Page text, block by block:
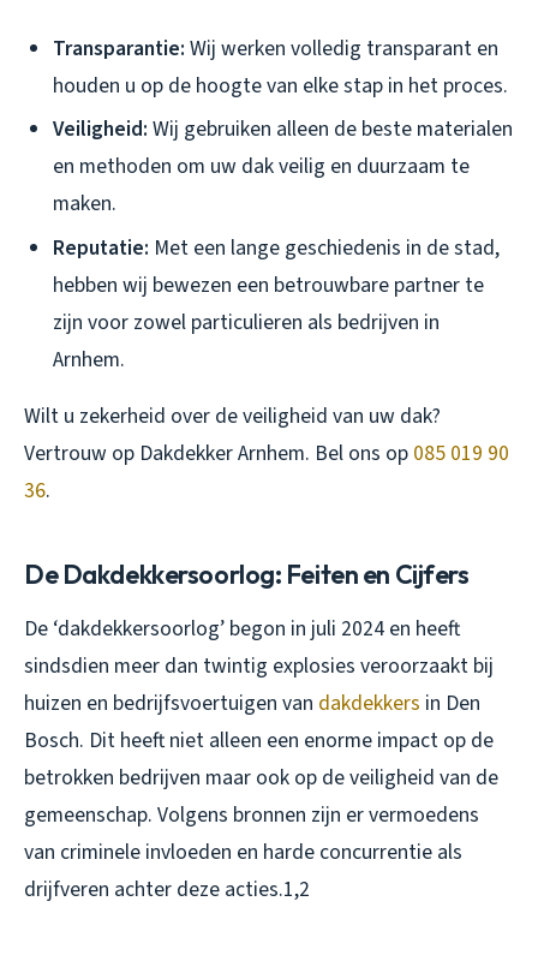
Transparantie: Wij werken volledig transparant en
houden u op de hoogte van elke stap in het proces.
Veiligheid: Wij gebruiken alleen de beste materialen
en methoden om uw dak veilig en duurzaam te
maken.
Reputatie: Met een lange geschiedenis in de stad,
hebben wij bewezen een betrouwbare partner te
zijn voor zowel particulieren als bedrijven in
Arnhem.
Wilt u zekerheid over de veiligheid van uw dak?
Vertrouw op Dakdekker Arnhem. Bel ons op 085 019 90
36.
De Dakdekkersoorlog: Feiten en Cijfers
De ‘dakdekkersoorlog’ begon in juli 2024 en heeft
sindsdien meer dan twintig explosies veroorzaakt bij
huizen en bedrijfsvoertuigen van dakdekkers in Den
Bosch. Dit heeft niet alleen een enorme impact op de
betrokken bedrijven maar ook op de veiligheid van de
gemeenschap. Volgens bronnen zijn er vermoedens
van criminele invloeden en harde concurrentie als
drijfveren achter deze acties.1,2